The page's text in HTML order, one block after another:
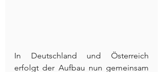
In Deutschland und Österreich
erfolgt der Aufbau nun gemeinsam